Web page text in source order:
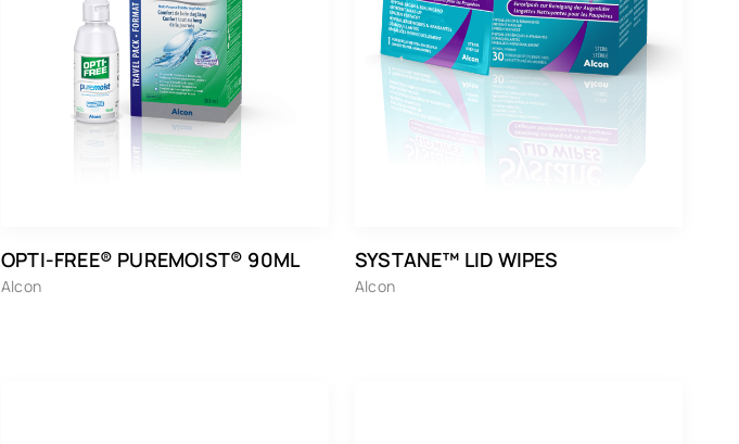
OPTI-FREE® PUREMOIST® 90ML
Alcon
SYSTANE™ LID WIPES
Alcon